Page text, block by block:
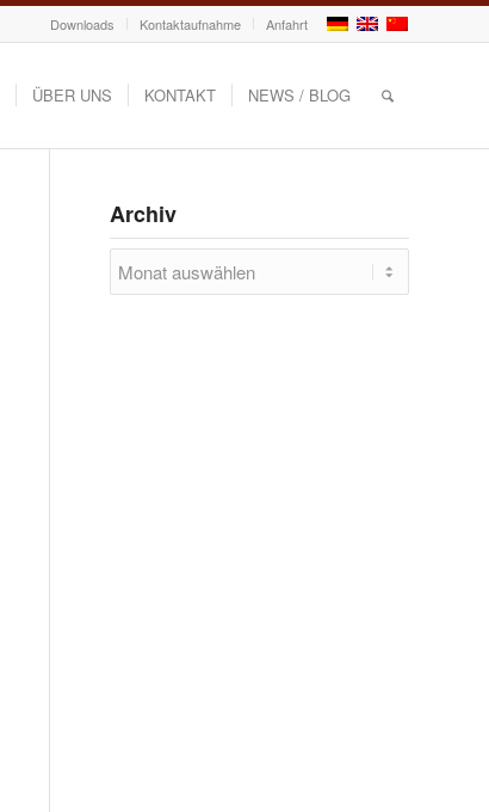
Downloads Kontaktaufnahme Anfahrt
ÜBER UNS KONTAKT NEWS / BLOG
Archiv